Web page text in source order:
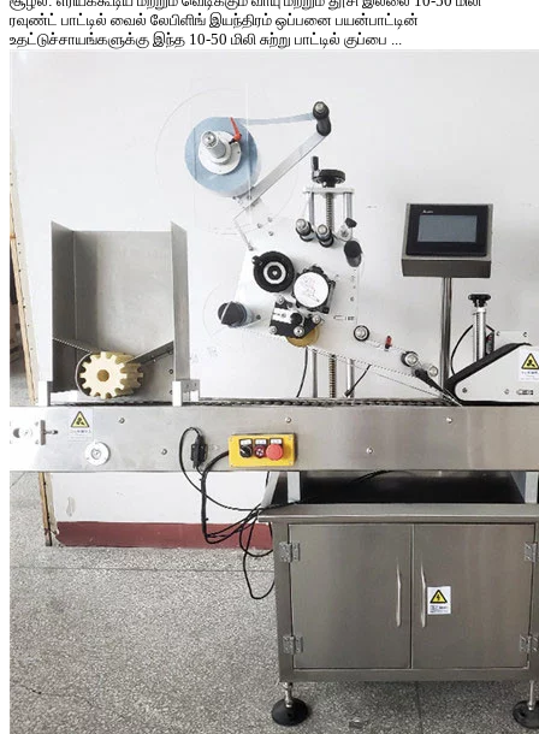
ரவுண்ட் பாட்டில் வைல் லேபிளிங் இயந்திரம் ஒப்பனை பயன்பாட்டின்
உதட்டுச்சாயங்களுக்கு இந்த 10-50 மிலி சுற்று பாட்டில் குப்பை ...